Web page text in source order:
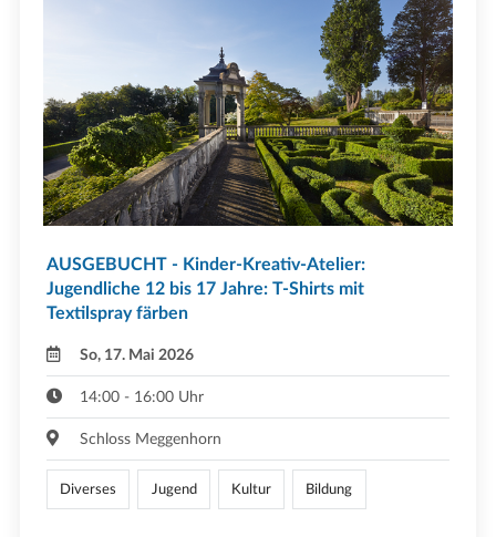
AUSGEBUCHT - Kinder-Kreativ-Atelier:
Jugendliche 12 bis 17 Jahre: T-Shirts mit
Textilspray färben
So, 17. Mai 2026
14:00 - 16:00 Uhr
Schloss Meggenhorn
Diverses Jugend Kultur Bildung